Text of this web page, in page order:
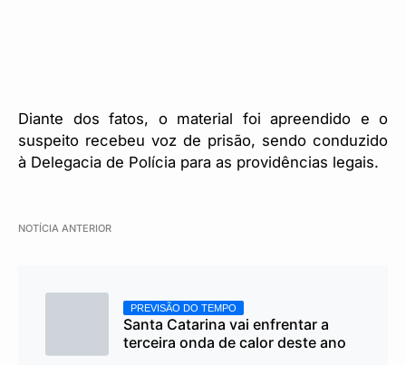
Diante dos fatos, o material foi apreendido e o
suspeito recebeu voz de prisão, sendo conduzido
à Delegacia de Polícia para as providências legais.
NOTÍCIA ANTERIOR
PREVISÃO DO TEMPO
Santa Catarina vai enfrentar a
terceira onda de calor deste ano